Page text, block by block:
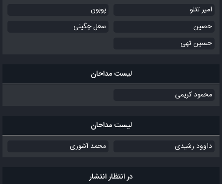
امیر تتلو
پوبون
حصین
سعل چگینی
حسین تهی
لیست مداحان
محمود کریمی
لیست مداحان
داوود رشیدی محمد آشوری
در انتظار انتشار